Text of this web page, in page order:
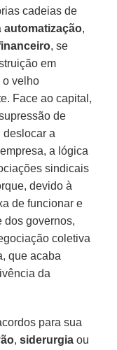
cadeias de
automatização,
, se
em
o velho
Face ao capital,
de
deslocar a
a lógica
sindicais
devido à
de funcionar e
dos governos,
coletiva
que acaba
da
para sua
,siderurgia ou